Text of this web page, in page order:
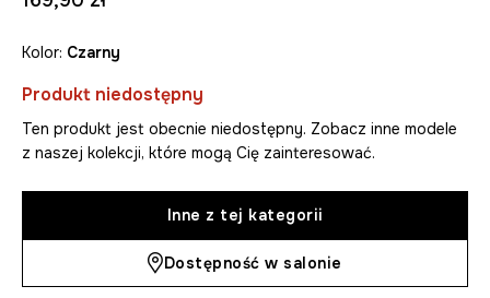
Kolor: czarny
Produkt niedostępny
Ten produkt jest obecnie niedostępny. Zobacz inne modele
z naszej kolekcji, które mogą Cię zainteresować.
Inne z tej kategorii
Dostępność w salonie